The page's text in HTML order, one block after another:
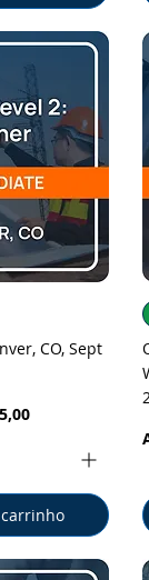
CO, Sept